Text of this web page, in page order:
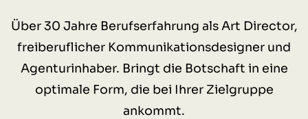
Über 30 Jahre Berufserfahrung als Art Director,
freiberuflicher Kommunikationsdesigner und
Agenturinhaber. Bringt die Botschaft in eine
optimale Form, die bei Ihrer Zielgruppe
ankommt.